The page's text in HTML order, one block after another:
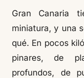
Gran Canaria
miniatura, y una
qué. En pocos
pinares, de
profundos, de